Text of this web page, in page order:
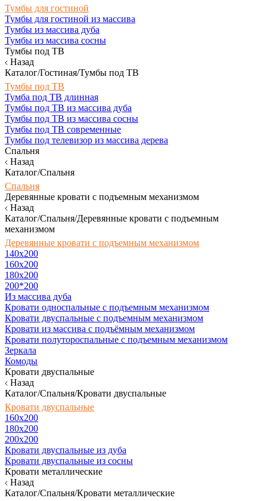
Тумбы для гостиной
Тумбы для гостиной из массива
Тумбы из массива дуба
Тумбы из массива сосны
Тумбы под ТВ
Назад
Каталог/Гостиная/Тумбы под ТВ
Тумбы под ТВ
Тумба под ТВ длинная
Тумбы под ТВ из массива дуба
Тумбы под ТВ из массива сосны
Тумбы под ТВ современные
Тумбы под телевизор из массива дерева
Спальня
Назад
Каталог/Спальня
Спальня
Деревянные кровати с подъемным механизмом
Назад
Каталог/Спальня/Деревянные кровати с подъемным
механизмом
Деревянные кровати с подъемным механизмом
140x200
160х200
180х200
200*200
Из массива дуба
Кровати односпальные с подъемным механизмом
Кровати двуспальные с подъемным механизмом
Кровати из массива с подъёмным механизмом
Кровати полутороспальные с подъемным механизмом
Зеркала
Комоды
Кровати двуспальные
Назад
Каталог/Спальня/Кровати двуспальные
Кровати двуспальные
160х200
180x200
200x200
Кровати двуспальные из дуба
Кровати двуспальные из сосны
Кровати металлические
Назад
Каталог/Спальня/Кровати металлические